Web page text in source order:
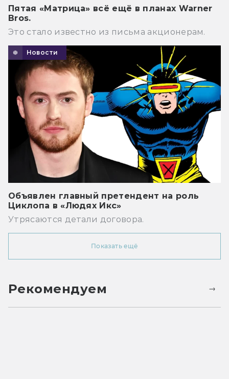
Пятая «Матрица» всё ещё в планах Warner
Bros.
Это стало известно из письма акционерам.
Новости
Объявлен главный претендент на роль
Циклопа в «Людях Икс»
Утрясаются детали договора.
Показать ещё
Рекомендуем